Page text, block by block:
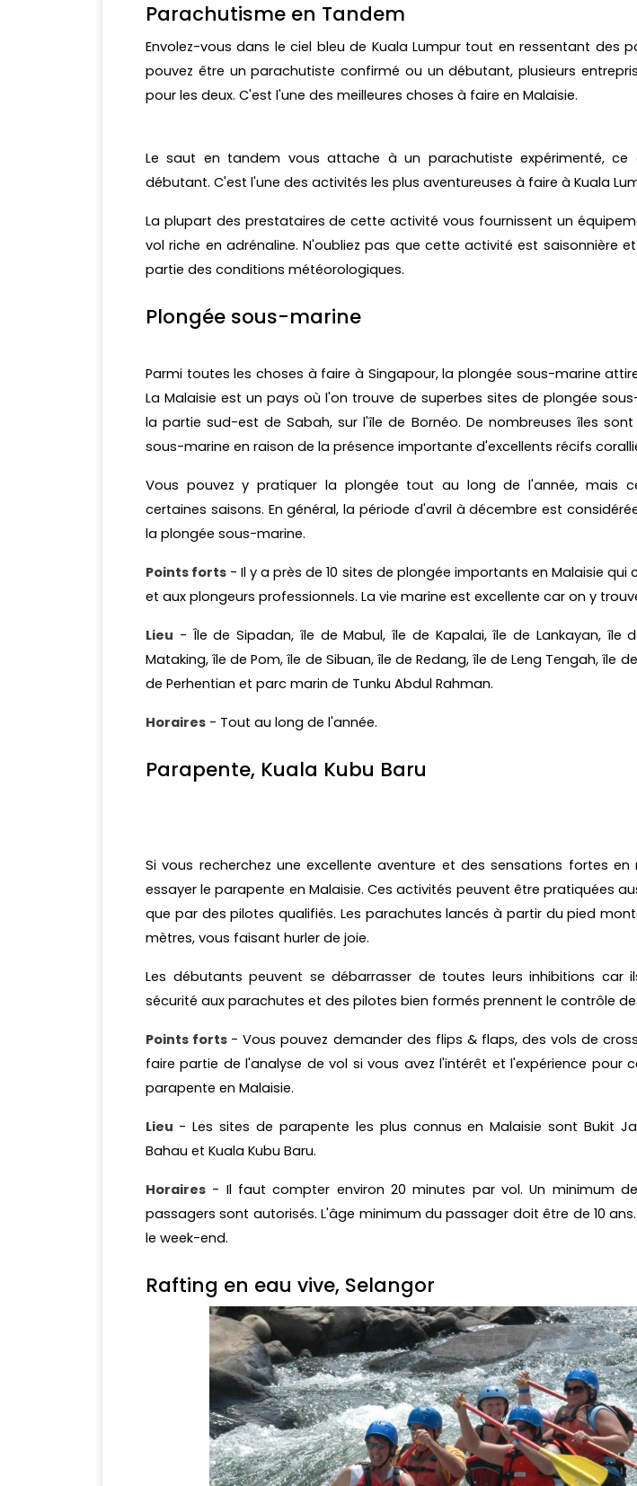
Parachutisme en Tandem
Envolez-vous dans le ciel bleu de Kuala Lumpur tout en ressentant des
pouvez être un parachutiste confirmé ou un débutant, plusieurs
pour les deux. C'est l'une des meilleures choses à faire en Malaisie.
Le saut en tandem vous attache à un parachutiste expérimenté,
débutant. C'est l'une des activités les plus aventureuses à faire à Kuala
La plupart des prestataires de cette activité vous fournissent un
vol riche en adrénaline. N'oubliez pas que cette activité est saisonnière
partie des conditions météorologiques.
Plongée sous-marine
Parmi toutes les choses à faire à Singapour, la plongée sous-marine
La Malaisie est un pays où l'on trouve de superbes sites de plongée
la partie sud-est de Sabah, sur l'île de Bornéo. De nombreuses îles
sous-marine en raison de la présence importante d'excellents récifs
Vous pouvez y pratiquer la plongée tout au long de l'année, mais
certaines saisons. En général, la période d'avril à décembre est
la plongée sous-marine.
Points forts - Il y a près de 10 sites de plongée importants en Malaisie
et aux plongeurs professionnels. La vie marine est excellente car on y
Lieu - Île de Sipadan, île de Mabul, île de Kapalai, île de Lankayan, île
Mataking, île de Pom, île de Sibuan, île de Redang, île de Leng Tengah, île
de Perhentian et parc marin de Tunku Abdul Rahman.
Horaires - Tout au long de l'année.
Parapente, Kuala Kubu Baru
Si vous recherchez une excellente aventure et des sensations fortes
essayer le parapente en Malaisie. Ces activités peuvent être pratiquées
que par des pilotes qualifiés. Les parachutes lancés à partir du pied
mètres, vous faisant hurler de joie.
Les débutants peuvent se débarrasser de toutes leurs inhibitions car
sécurité aux parachutes et des pilotes bien formés prennent le contrôle
Points forts - Vous pouvez demander des flips & flaps, des vols de
faire partie de l'analyse de vol si vous avez l'intérêt et l'expérience pour
parapente en Malaisie.
Lieu - Les sites de parapente les plus connus en Malaisie sont Bukit
Bahau et Kuala Kubu Baru.
Horaires - Il faut compter environ 20 minutes par vol. Un minimum
passagers sont autorisés. L'âge minimum du passager doit être de 10
le week-end.
Rafting en eau vive, Selangor